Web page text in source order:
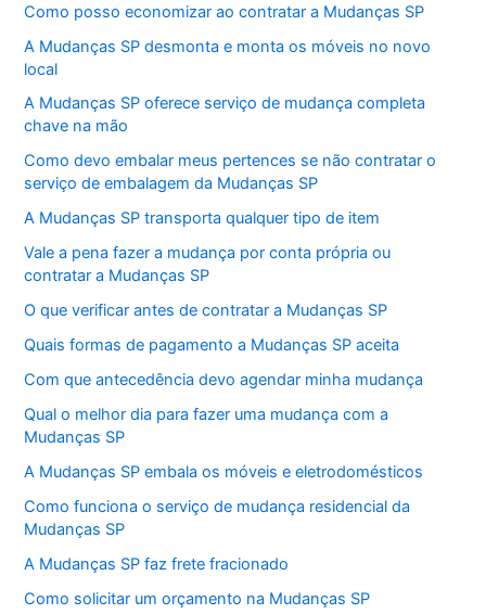
Como posso economizar ao contratar a Mudanças SP
A Mudanças SP desmonta e monta os móveis no novo
local
A Mudanças SP oferece serviço de mudança completa
chave na mão
Como devo embalar meus pertences se não contratar o
serviço de embalagem da Mudanças SP
A Mudanças SP transporta qualquer tipo de item
Vale a pena fazer a mudança por conta própria ou
contratar a Mudanças SP
O que verificar antes de contratar a Mudanças SP
Quais formas de pagamento a Mudanças SP aceita
Com que antecedência devo agendar minha mudança
Qual o melhor dia para fazer uma mudança com a
Mudanças SP
A Mudanças SP embala os móveis e eletrodomésticos
Como funciona o serviço de mudança residencial da
Mudanças SP
A Mudanças SP faz frete fracionado
Como solicitar um orçamento na Mudanças SP